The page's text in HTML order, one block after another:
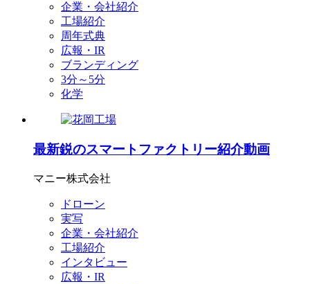
企業・会社紹介
工場紹介
周年式典
広報・IR
ブランディング
3分～5分
化学
最新鋭のスマートファクトリー紹介動画
マニー株式会社
ドローン
実写
企業・会社紹介
工場紹介
インタビュー
広報・IR